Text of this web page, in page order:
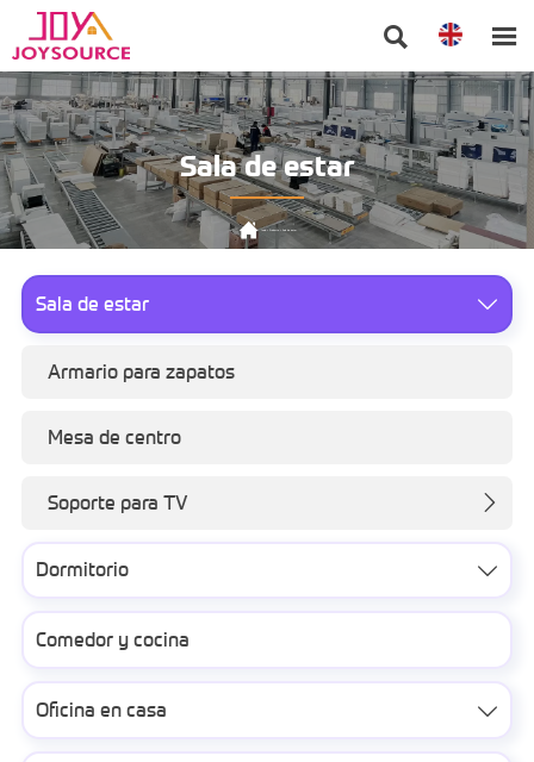
 
Sala de estar
Inicio Producto Sala de estar
Sala de estar 
Armario para zapatos
Mesa de centro
Soporte para TV 
Dormitorio 
Comedor y cocina
Oficina en casa 